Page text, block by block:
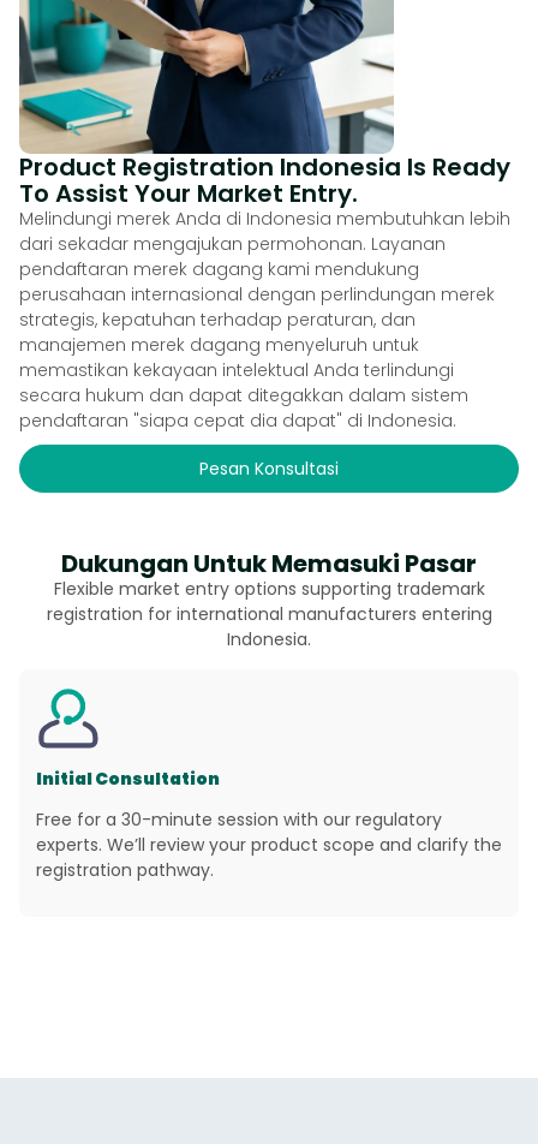
Product Registration Indonesia Is Ready
To Assist Your Market Entry.
Melindungi merek Anda di Indonesia membutuhkan lebih
dari sekadar mengajukan permohonan. Layanan
pendaftaran merek dagang kami mendukung
perusahaan internasional dengan perlindungan merek
strategis, kepatuhan terhadap peraturan, dan
manajemen merek dagang menyeluruh untuk
memastikan kekayaan intelektual Anda terlindungi
secara hukum dan dapat ditegakkan dalam sistem
pendaftaran "siapa cepat dia dapat" di Indonesia.
Pesan Konsultasi
Dukungan Untuk Memasuki Pasar
Flexible market entry options supporting trademark
registration for international manufacturers entering
Indonesia.
Initial Consultation
Free for a 30-minute session with our regulatory
experts. We’ll review your product scope and clarify the
registration pathway.